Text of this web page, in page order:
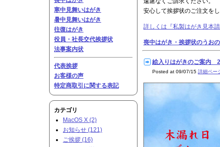
安心して挨拶状のご注文を
詳しくは『私製はがき見本
喪中はがき・挨拶状のうお
絵入りはがきのご案内
Posted at 09/07/15 詳細ペー
寒中見舞いはがき
暑中見舞いはがき
往復はがき
役員・社長交代挨拶状
法事案内状
代表挨拶
お客様の声
特定商取引に関する表記
カテゴリ
MacOS X (2)
お知らせ (121)
ご挨拶 (16)